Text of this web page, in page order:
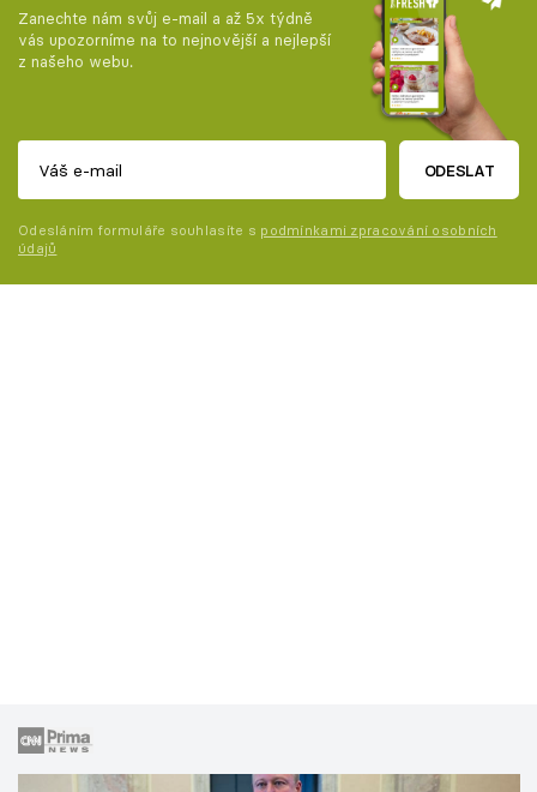
Zanechte nám svůj e-mail a až 5x týdně
vás upozorníme na to nejnovější a nejlepší
z našeho webu.
ODESLAT
Odesláním formuláře souhlasíte s podmínkami zpracování osobních
údajů